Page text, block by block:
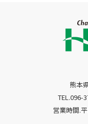
熊本
TEL.096-
営業時間.